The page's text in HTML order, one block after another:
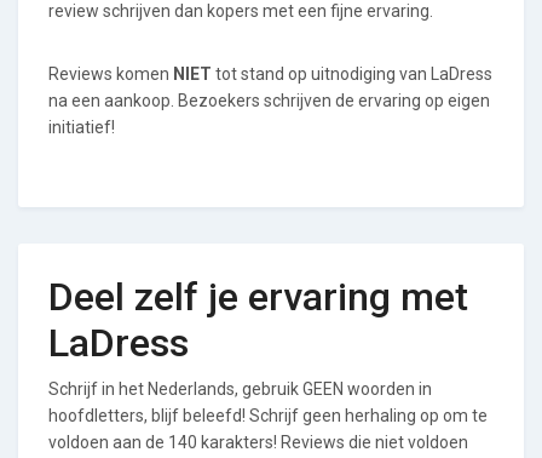
review schrijven dan kopers met een fijne ervaring.
Reviews komen NIET tot stand op uitnodiging van LaDress
na een aankoop. Bezoekers schrijven de ervaring op eigen
initiatief!
Deel zelf je ervaring met
LaDress
Schrijf in het Nederlands, gebruik GEEN woorden in
hoofdletters, blijf beleefd! Schrijf geen herhaling op om te
voldoen aan de 140 karakters! Reviews die niet voldoen